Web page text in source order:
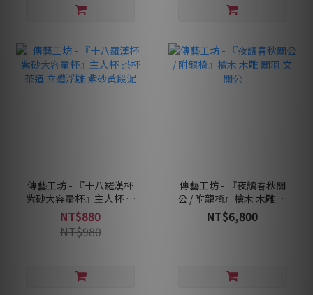
傳藝工坊 - 『十八羅漢杯
紫砂大容量杯』主人杯 茶
杯 茶道 立體浮雕 紫砂黃段
泥
NT$880
NT$980
傳藝工坊 - 『夜讀春秋關
公 / 附龍椅』檜木 木雕 關
羽 文關公
NT$6,800